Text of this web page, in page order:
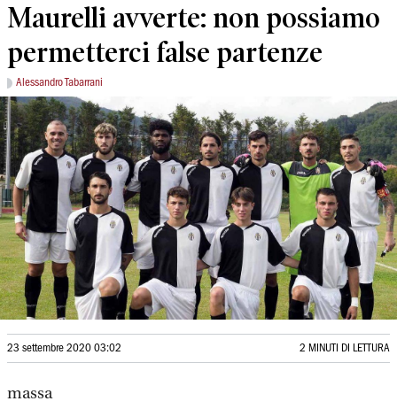
Maurelli avverte: non possiamo
permetterci false partenze
Alessandro Tabarrani
23 settembre 2020 03:02 2 MINUTI DI LETTURA
massa